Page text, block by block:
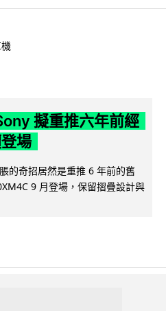
擬重推六年前經
場
的奇招居然是重推 6 年前的舊
9 月登場，保留摺疊設計與